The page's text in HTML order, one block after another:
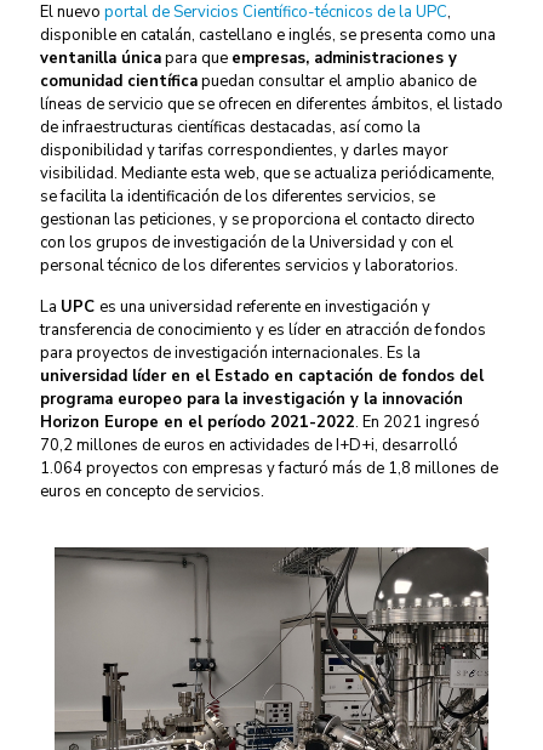
El nuevo portal de Servicios Científico-técnicos de la UPC,
disponible en catalán, castellano e inglés, se presenta como una
ventanilla únicapara que empresas, administraciones y
comunidad científicapuedan consultar el amplio abanico de
líneas de servicio que se ofrecen en diferentes ámbitos, el listado
de infraestructuras científicas destacadas, así como la
disponibilidad y tarifas correspondientes, y darles mayor
visibilidad. Mediante esta web, que se actualiza periódicamente,
se facilita la identificación de los diferentes servicios, se
gestionan las peticiones, y se proporciona el contacto directo
con los grupos de investigación de la Universidad y con el
personal técnico de los diferentes servicios y laboratorios.
La UPC es una universidad referente en investigación y
transferencia de conocimiento y es líder en atracción de fondos
para proyectos de investigación internacionales. Es la
universidad líder en el Estado en captación de fondos del
programa europeo para la investigación y la innovación
Horizon Europe en el período 2021-2022. En 2021 ingresó
70,2 millones de euros en actividades de I+D+i, desarrolló
1.064 proyectos con empresas y facturó más de 1,8 millones de
euros en concepto de servicios.